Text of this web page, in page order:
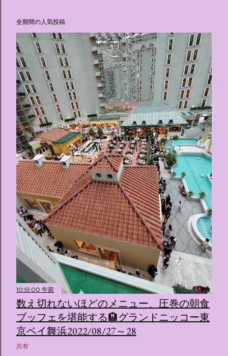
全期間の人気投稿
10:51:00 午前
数え切れないほどのメニュー、圧巻の朝食
ブッフェを堪能する🏨グランドニッコー東
京ベイ舞浜2022/08/27～28
共有